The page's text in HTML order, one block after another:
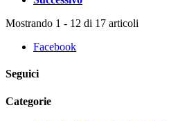
Mostrando 1 - 12 di 17 articoli
Facebook
Seguici
Categorie